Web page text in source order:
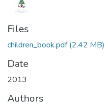
Files
children_book.pdf(2.42 MB)
Date
2013
Authors